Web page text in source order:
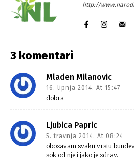
http://
3 komentari
Mladen Milanovic
16. lipnja 2014. At 15:47
dobra
Ljubica Papric
5. travnja 2014. At 08:24
obozavam svaku vrstu
sok od nje i jako je zdrav.